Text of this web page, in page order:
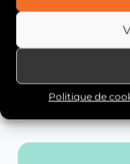
Politique de
vous
Pitchez